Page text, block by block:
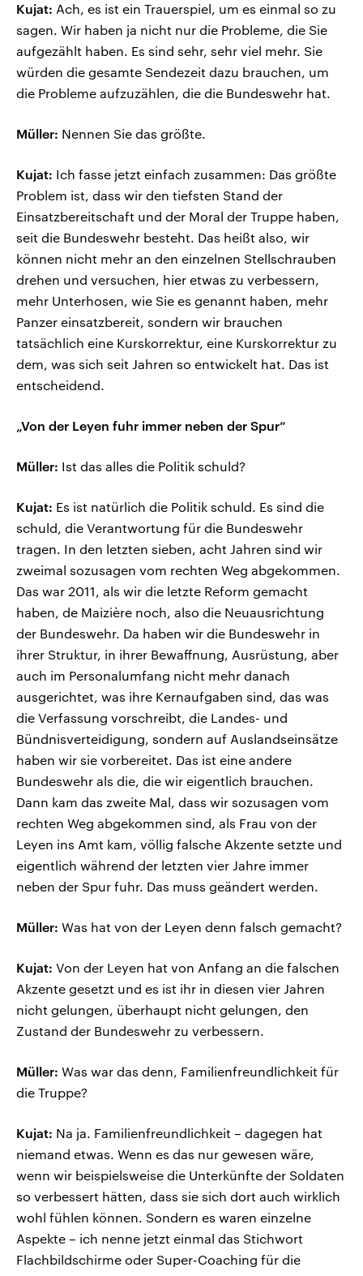
Kujat: Ach, es ist ein Trauerspiel, um es einmal so zu
sagen. Wir haben ja nicht nur die Probleme, die Sie
aufgezählt haben. Es sind sehr, sehr viel mehr. Sie
würden die gesamte Sendezeit dazu brauchen, um
die Probleme aufzuzählen, die die Bundeswehr hat.
Müller: Nennen Sie das größte.
Kujat: Ich fasse jetzt einfach zusammen: Das größte
Problem ist, dass wir den tiefsten Stand der
Einsatzbereitschaft und der Moral der Truppe haben,
seit die Bundeswehr besteht. Das heißt also, wir
können nicht mehr an den einzelnen Stellschrauben
drehen und versuchen, hier etwas zu verbessern,
mehr Unterhosen, wie Sie es genannt haben, mehr
Panzer einsatzbereit, sondern wir brauchen
tatsächlich eine Kurskorrektur, eine Kurskorrektur zu
dem, was sich seit Jahren so entwickelt hat. Das ist
entscheidend.
„Von der Leyen fuhr immer neben der Spur“
Müller: Ist das alles die Politik schuld?
Kujat: Es ist natürlich die Politik schuld. Es sind die
schuld, die Verantwortung für die Bundeswehr
tragen. In den letzten sieben, acht Jahren sind wir
zweimal sozusagen vom rechten Weg abgekommen.
Das war 2011, als wir die letzte Reform gemacht
haben, de Maizière noch, also die Neuausrichtung
der Bundeswehr. Da haben wir die Bundeswehr in
ihrer Struktur, in ihrer Bewaffnung, Ausrüstung, aber
auch im Personalumfang nicht mehr danach
ausgerichtet, was ihre Kernaufgaben sind, das was
die Verfassung vorschreibt, die Landes- und
Bündnisverteidigung, sondern auf Auslandseinsätze
haben wir sie vorbereitet. Das ist eine andere
Bundeswehr als die, die wir eigentlich brauchen.
Dann kam das zweite Mal, dass wir sozusagen vom
rechten Weg abgekommen sind, als Frau von der
Leyen ins Amt kam, völlig falsche Akzente setzte und
eigentlich während der letzten vier Jahre immer
neben der Spur fuhr. Das muss geändert werden.
Müller: Was hat von der Leyen denn falsch gemacht?
Kujat: Von der Leyen hat von Anfang an die falschen
Akzente gesetzt und es ist ihr in diesen vier Jahren
nicht gelungen, überhaupt nicht gelungen, den
Zustand der Bundeswehr zu verbessern.
Müller: Was war das denn, Familienfreundlichkeit für
die Truppe?
Kujat: Na ja. Familienfreundlichkeit – dagegen hat
niemand etwas. Wenn es das nur gewesen wäre,
wenn wir beispielsweise die Unterkünfte der Soldaten
so verbessert hätten, dass sie sich dort auch wirklich
wohl fühlen können. Sondern es waren einzelne
Aspekte – ich nenne jetzt einmal das Stichwort
Flachbildschirme oder Super-Coaching für die